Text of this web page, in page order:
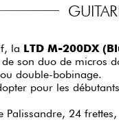
la LTD M-200DX
son duo de micros
double-bobinage.
pour les
Palissandre, 24